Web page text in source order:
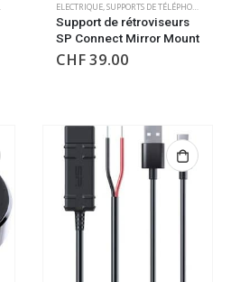
ELECTRIQUE,SUPPORTS DE TÉLÉPHONE/GPS
Support de rétroviseurs
SP Connect Mirror Mount
CHF39.00